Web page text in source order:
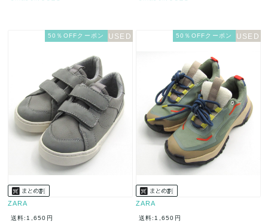
50％OFFクーポン
ZARA
送料:1,650円
50％OFFクーポン
ZARA
送料:1,650円